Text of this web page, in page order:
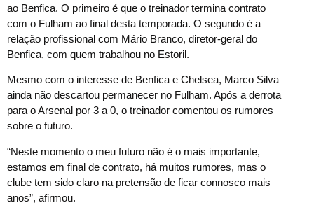
ao Benfica. O primeiro é que o treinador termina contrato
com o Fulham ao final desta temporada. O segundo é a
relação profissional com Mário Branco, diretor-geral do
Benfica, com quem trabalhou no Estoril.
Mesmo com o interesse de Benfica e Chelsea, Marco Silva
ainda não descartou permanecer no Fulham. Após a derrota
para o Arsenal por 3 a 0, o treinador comentou os rumores
sobre o futuro.
“Neste momento o meu futuro não é o mais importante,
estamos em final de contrato, há muitos rumores, mas o
clube tem sido claro na pretensão de ficar connosco mais
anos”, afirmou.